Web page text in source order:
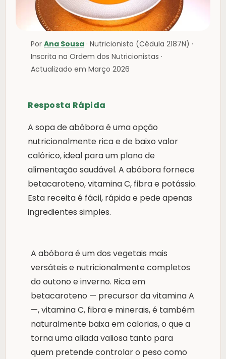
Por Ana Sousa · Nutricionista (Cédula 2187N) ·
Inscrita na Ordem dos Nutricionistas ·
Actualizado em Março 2026
Resposta Rápida
A sopa de abóbora é uma opção
nutricionalmente rica e de baixo valor
calórico, ideal para um plano de
alimentação saudável. A abóbora fornece
betacaroteno, vitamina C, fibra e potássio.
Esta receita é fácil, rápida e pede apenas
ingredientes simples.
A abóbora é um dos vegetais mais
versáteis e nutricionalmente completos
do outono e inverno. Rica em
betacaroteno — precursor da vitamina A
—, vitamina C, fibra e minerais, é também
naturalmente baixa em calorias, o que a
torna uma aliada valiosa tanto para
quem pretende controlar o peso como